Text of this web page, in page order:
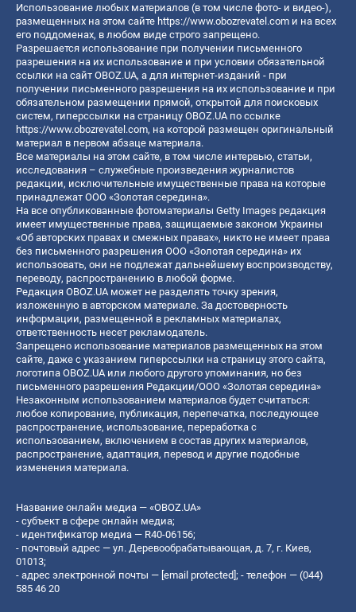
Использование любых материалов (в том числе фото- и видео-),
размещенных на этом сайте https://www.obozrevatel.com и на всех
его поддоменах, в любом виде строго запрещено.
Разрешается использование при получении письменного
разрешения на их использование и при условии обязательной
ссылки на сайт OBOZ.UA, а для интернет-изданий - при
получении письменного разрешения на их использование и при
обязательном размещении прямой, открытой для поисковых
систем, гиперссылки на страницу OBOZ.UA по ссылке
https://www.obozrevatel.com, на которой размещен оригинальный
материал в первом абзаце материала.
Все материалы на этом сайте, в том числе интервью, статьи,
исследования – служебные произведения журналистов
редакции, исключительные имущественные права на которые
принадлежат ООО «Золотая середина».
На все опубликованные фотоматериалы Getty Images редакция
имеет имущественные права, защищаемые законом Украины
«Об авторских правах и смежных правах», никто не имеет права
без письменного разрешения ООО «Золотая середина» их
использовать, они не подлежат дальнейшему воспроизводству,
переводу, распространению в любой форме.
Редакция OBOZ.UA может не разделять точку зрения,
изложенную в авторском материале. За достоверность
информации, размещенной в рекламных материалах,
ответственность несет рекламодатель.
Запрещено использование материалов размещенных на этом
сайте, даже с указанием гиперссылки на страницу этого сайта,
логотипа OBOZ.UA или любого другого упоминания, но без
письменного разрешения Редакции/ООО «Золотая середина»
Незаконным использованием материалов будет считаться:
любое копирование, публикация, перепечатка, последующее
распространение, использование, переработка с
использованием, включением в состав других материалов,
распространение, адаптация, перевод и другие подобные
изменения материала.
Название онлайн медиа — «OBOZ.UA»
- субъект в сфере онлайн медиа;
- идентификатор медиа — R40-06156;
- почтовый адрес — ул. Деревообрабатывающая, д. 7, г. Киев,
01013;
- адрес электронной почты — [email protected]; - телефон — (044)
585 46 20